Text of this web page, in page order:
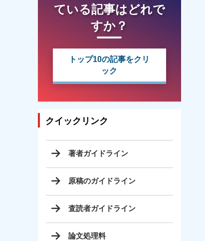
ている記事はどれで
すか？
トップ10の記事をクリ
ック
クイックリンク
著者ガイドライン
原稿のガイドライン
査読者ガイドライン
論文処理料